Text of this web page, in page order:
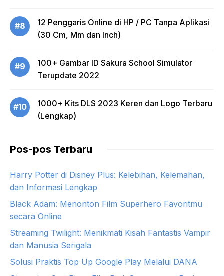
#8
12 Penggaris Online di HP / PC Tanpa Aplikasi
(30 Cm, Mm dan Inch)
#9
100+ Gambar ID Sakura School Simulator
Terupdate 2022
#10
1000+ Kits DLS 2023 Keren dan Logo Terbaru
(Lengkap)
Pos-pos Terbaru
Harry Potter di Disney Plus: Kelebihan, Kelemahan,
dan Informasi Lengkap
Black Adam: Menonton Film Superhero Favoritmu
secara Online
Streaming Twilight: Menikmati Kisah Fantastis Vampir
dan Manusia Serigala
Solusi Praktis Top Up Google Play Melalui DANA